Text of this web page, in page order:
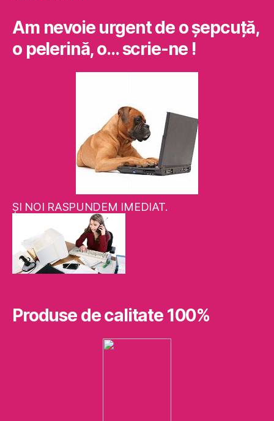
Am nevoie urgent de o şepcuţă,
o pelerină, o… scrie-ne !
ŞI NOI RASPUNDEM IMEDIAT.
Produse de calitate 100%